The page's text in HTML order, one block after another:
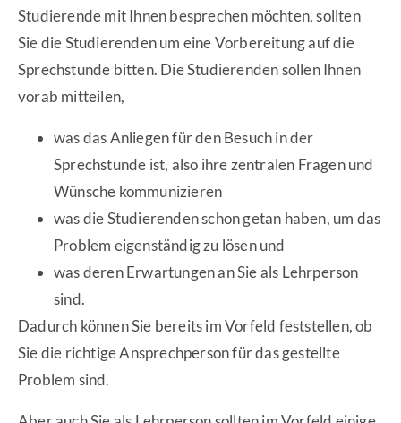
Studierende mit Ihnen besprechen möchten, sollten
Sie die Studierenden um eine Vorbereitung auf die
Sprechstunde bitten. Die Studierenden sollen Ihnen
vorab mitteilen,
was das Anliegen für den Besuch in der
Sprechstunde ist, also ihre zentralen Fragen und
Wünsche kommunizieren
was die Studierenden schon getan haben, um das
Problem eigenständig zu lösen und
was deren Erwartungen an Sie als Lehrperson
sind.
Dadurch können Sie bereits im Vorfeld feststellen, ob
Sie die richtige Ansprechperson für das gestellte
Problem sind.